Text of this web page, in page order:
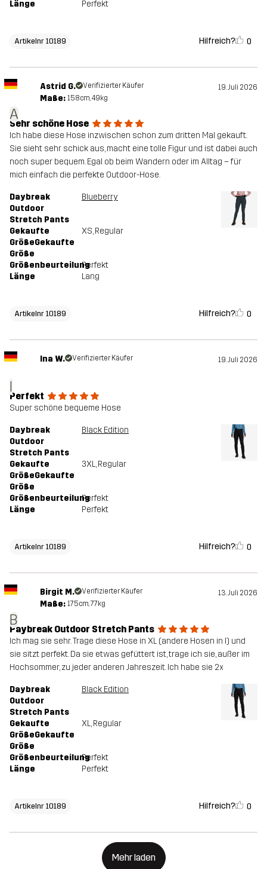
Länge Perfekt
Artikelnr 10189 Hilfreich? 0
A
Astrid G. Verifizierter Käufer 19. Juli 2026
Maße: 158cm, 49kg
Sehr schöne Hose
Ich habe diese Hose inzwischen schon zum dritten Mal gekauft.
Sie sieht sehr schick aus, macht eine tolle Figur und ist dabei auch
noch super bequem. Egal ob beim Wandern oder im Alltag – für
mich einfach die perfekte Outdoor-Hose.
Daybreak
Outdoor
Stretch Pants
Blueberry
Gekaufte
GrößeGekaufte
Größe
XS, Regular
GrößenbeurteilungPerfekt
Länge
Lang
Artikelnr 10189 Hilfreich? 0
I
Ina W. Verifizierter Käufer 19. Juli 2026
Perfekt
Super schöne bequeme Hose
Daybreak
Outdoor
Stretch Pants
Black Edition
Gekaufte
GrößeGekaufte
Größe
3XL, Regular
GrößenbeurteilungPerfekt
Länge
Perfekt
Artikelnr 10189 Hilfreich? 0
B
Birgit M. Verifizierter Käufer 13. Juli 2026
Maße: 175cm, 77kg
Paybreak Outdoor Stretch Pants
Ich mag sie sehr. Trage diese Hose in XL (andere Hosen in l) und
sie sitzt perfekt. Da sie etwas gefüttert ist, trage ich sie, außer im
Hochsommer, zu jeder anderen Jahreszeit. Ich habe sie 2x
Daybreak
Outdoor
Stretch Pants
Black Edition
Gekaufte
GrößeGekaufte
Größe
XL, Regular
GrößenbeurteilungPerfekt
Länge
Perfekt
Artikelnr 10189 Hilfreich? 0
Mehr laden